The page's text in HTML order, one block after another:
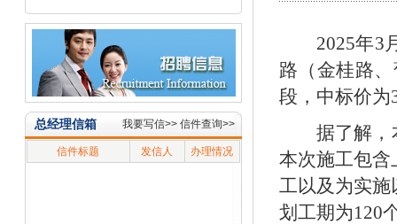
总经理信箱 我要写信>> 信件查询>>
信件标题 发信人 办理情况
2025年3
路（金桂路
段，中标价为
据了解，
本次施工包含
工以及为实施
划工期为120